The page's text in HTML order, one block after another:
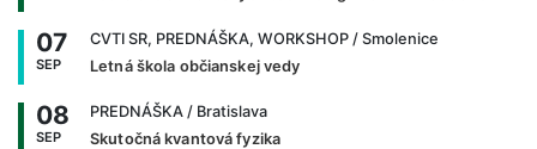
07
SEP
CVTI SR, PREDNÁŠKA, WORKSHOP / Smolenice
Letná škola občianskej vedy
08
SEP
PREDNÁŠKA / Bratislava
Skutočná kvantová fyzika